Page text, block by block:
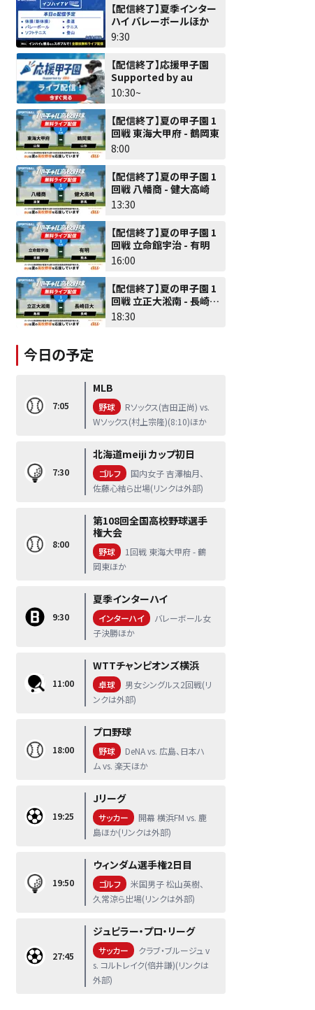
【配信終了】夏季インター
ハイ バレーボールほか
9:30
【配信終了】応援甲子園
Supported by au
10:30~
【配信終了】夏の甲子園 1
回戦 東海大甲府 - 鶴岡東
8:00
【配信終了】夏の甲子園 1
回戦 八幡商 - 健大高崎
13:30
【配信終了】夏の甲子園 1
回戦 立命館宇治 - 有明
16:00
【配信終了】夏の甲子園 1
回戦 立正大淞南 - 長崎日
大
18:30
今日の予定
7:05
MLB
野球
Rソックス(吉田正尚) vs.
Wソックス(村上宗隆)(8:10)ほか
7:30
北海道meiji カップ初日
ゴルフ
国内女子 吉澤柚月、
佐藤心結ら出場(リンクは外部)
8:00
第108回全国高校野球選手
権大会
野球
1回戦 東海大甲府 - 鶴
岡東ほか
9:30
夏季インターハイ
インターハイ
バレーボール女
子決勝ほか
11:00
WTTチャンピオンズ横浜
卓球
男女シングルス2回戦(リ
ンクは外部)
18:00
プロ野球
野球
DeNA vs. 広島、日本ハ
ム vs. 楽天ほか
19:25
Jリーグ
サッカー
開幕 横浜FM vs. 鹿
島ほか(リンクは外部)
19:50
ウィンダム選手権2日目
ゴルフ
米国男子 松山英樹、
久常涼ら出場(リンクは外部)
27:45
ジュピラー・プロ・リーグ
サッカー
クラブ・ブルージュ v
s. コルトレイク(倍井謙)(リンクは
外部)